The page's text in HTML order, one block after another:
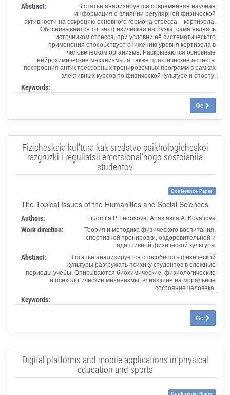
Abstract:
В статье анализируется современная научная
информация о влиянии регулярной физической
активности на секрецию основного гормона стресса – кортизола.
Обосновывается то, как физическая нагрузка, сама являясь
источником стресса, при условии её систематического
применения способствует снижению уровня кортизола в
человеческом организме. Раскрываются основные
нейрохимические механизмы, а также практические аспекты
построения антистрессорных тренировочных программ в рамках
элективных курсов по физической культуре и спорту.
Keywords:
Go
Fizicheskaia kul'tura kak sredstvo psikhologicheskoi
razgruzki i reguliatsii emotsional'nogo sostoianiia
studentov
Conference Paper
The Topical Issues of the Humanities and Social Sciences
Authors: Liudmila P. Fedosova, Anastasiia A. Kovaliova
Work direction:
Теория и методика физического воспитания,
спортивной тренировки, оздоровительной и
адаптивной физической культуры
Abstract:
В статье анализируется способность физической
культуры разгружать психику студентов в сложные
периоды учёбы. Описываются биохимические, физиологические
и психологические механизмы, влияющие на моральное
состояние человека.
Keywords:
Go
Digital platforms and mobile applications in physical
education and sports
Conference Paper